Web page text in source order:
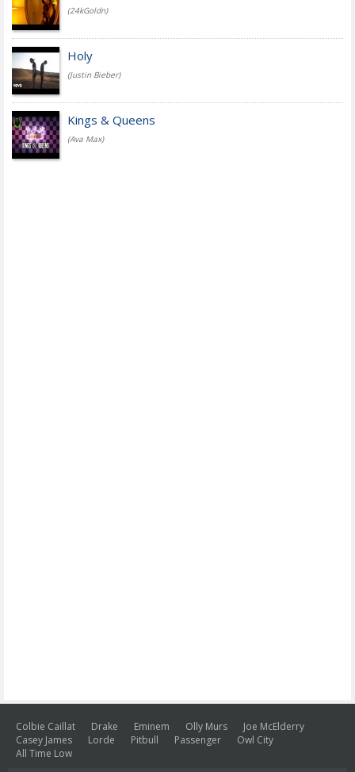
(24kGoldn)
Holy
(Justin Bieber)
Kings & Queens
(Ava Max)
Colbie Caillat Drake Eminem Olly Murs
Joe McElderry
Casey James
Lorde Pitbull Passenger
Owl City
All Time Low